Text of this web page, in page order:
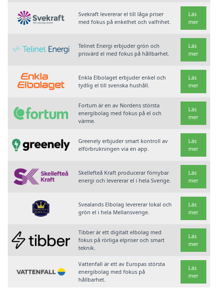
Svekraft levererar el till låga priser
med fokus på enkelhet och valfrihet.
Läs
mer
Telinet Energi erbjuder grön och
prisvärd el med fokus på hållbarhet.
Läs
mer
Enkla Elbolaget erbjuder enkel och
tydlig el till svenska hushåll.
Läs
mer
Fortum är en av Nordens största
energibolag med fokus på el och
värme.
Läs
mer
Greenely erbjuder smart kontroll av
elförbrukningen via en app.
Läs
mer
Skellefteå Kraft producerar förnybar
energi och levererar el i hela Sverige.
Läs
mer
Svealands Elbolag levererar lokal och
grön el i hela Mellansverige.
Läs
mer
Tibber är ett digitalt elbolag med
fokus på rörliga elpriser och smart
teknik.
Läs
mer
Vattenfall är ett av Europas största
energibolag med fokus på
hållbarhet.
Läs
mer